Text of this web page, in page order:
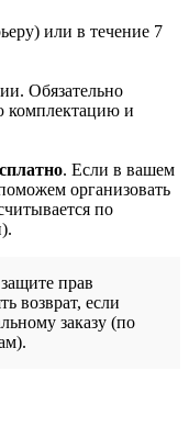
или в течение 7
Обязательно
комплектацию и
. Если в вашем
организовать
по
прав
возврат, если
заказу (по